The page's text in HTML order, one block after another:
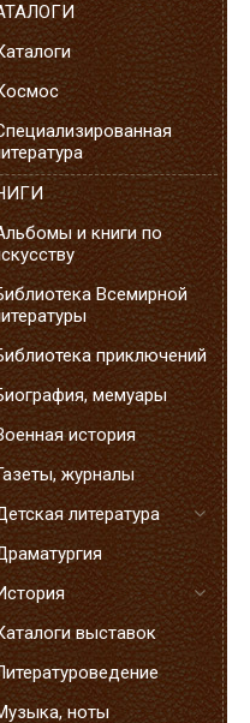
и книги по
Всемирной
приключений
мемуары
история
журналы
литература
выставок
ноты